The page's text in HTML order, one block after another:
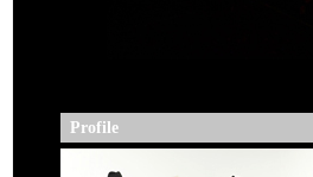
Profile